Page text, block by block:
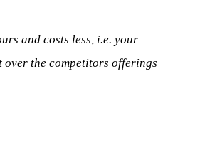
and costs less, i.e. your
over the competitors offerings